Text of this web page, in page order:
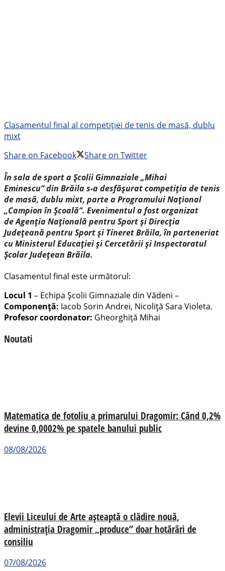
Clasamentul final al competiției de tenis de masă, dublu
mixt
Share on Facebook
Share on Twitter
În sala de sport a Școlii Gimnaziale „Mihai
Eminescu” din Brăila s-a desfășurat competiția de tenis
de masă, dublu mixt, parte a Programului Național
„Campion în Școală”. Evenimentul a fost organizat
de Agenția Națională pentru Sport și Direcția
Județeană pentru Sport și Tineret Brăila, în parteneriat
cu Ministerul Educației și Cercetării și Inspectoratul
Școlar Județean Brăila.
Clasamentul final este următorul:
Locul 1 – Echipa Școlii Gimnaziale din Vădeni –
Componență: Iacob Sorin Andrei, Nicoliță Sara Violeta.
Profesor coordonator: Gheorghiță Mihai
Noutati
Matematica de fotoliu a primarului Dragomir: Când 0,2%
devine 0,0002% pe spatele banului public
08/08/2026
Elevii Liceului de Arte așteaptă o clădire nouă,
administrația Dragomir „produce” doar hotărâri de
consiliu
07/08/2026